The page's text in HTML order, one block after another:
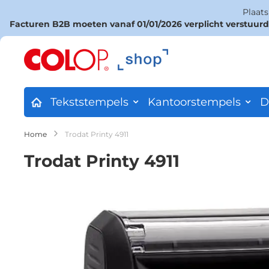
Facturen B2B moeten vanaf 01/01/2026 verplicht
Ga
Tekststempels Kantoorstempels
Home Trodat Printy 4911
Trodat Printy 4911